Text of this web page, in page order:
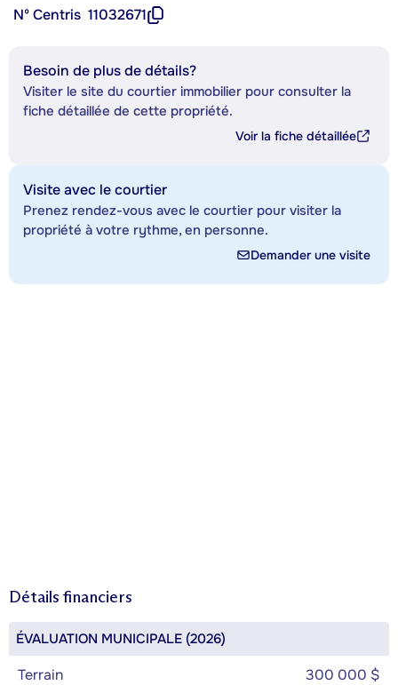
Nº Centris 11032671
Besoin de plus de détails?
Visiter le site du courtier immobilier pour consulter la
fiche détaillée de cette propriété.
Voir la fiche détaillée
Visite avec le courtier
Prenez rendez-vous avec le courtier pour visiter la
propriété à votre rythme, en personne.
Demander une visite
Détails financiers
ÉVALUATION MUNICIPALE (2026)
Terrain 300 000 $